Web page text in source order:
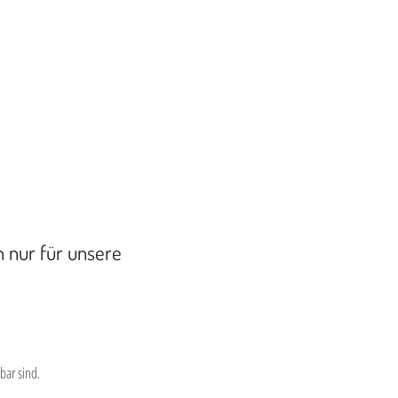
nur für unsere
sind.